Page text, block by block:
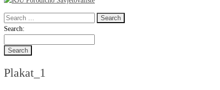
Search
for:
Search
Search:
Plakat_1